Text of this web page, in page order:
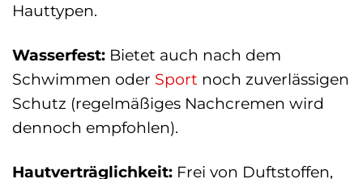
Hauttypen.
Wasserfest: Bietet auch nach dem
Schwimmen oder Sport noch zuverlässigen
Schutz (regelmäßiges Nachcremen wird
dennoch empfohlen).
Hautverträglichkeit: Frei von Duftstoffen,